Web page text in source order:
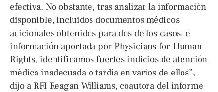
efectiva. No obstante, tras analizar la información
disponible, incluidos documentos médicos
adicionales obtenidos para dos de los casos, e
información aportada por Physicians for Human
Rights, identificamos fuertes indicios de atención
médica inadecuada o tardía en varios de ellos”,
dijo a RFI Reagan Williams, coautora del informe